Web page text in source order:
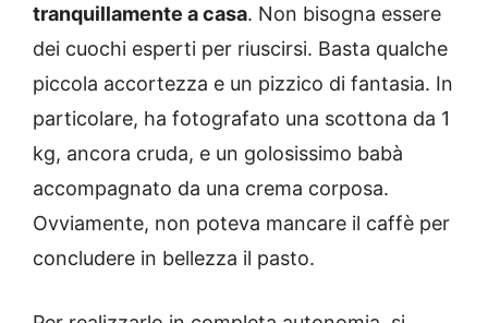
tranquillamente a casa. Non bisogna essere
dei cuochi esperti per riuscirsi. Basta qualche
piccola accortezza e un pizzico di fantasia. In
particolare, ha fotografato una scottona da 1
kg, ancora cruda, e un golosissimo babà
accompagnato da una crema corposa.
Ovviamente, non poteva mancare il caffè per
concludere in bellezza il pasto.